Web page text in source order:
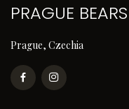
PRAGUE BEARS
Prague, Czechia